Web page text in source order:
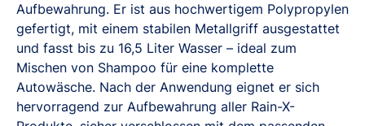
Aufbewahrung. Er ist aus hochwertigem Polypropylen
gefertigt, mit einem stabilen Metallgriff ausgestattet
und fasst bis zu 16,5 Liter Wasser – ideal zum
Mischen von Shampoo für eine komplette
Autowäsche. Nach der Anwendung eignet er sich
hervorragend zur Aufbewahrung aller Rain-X-